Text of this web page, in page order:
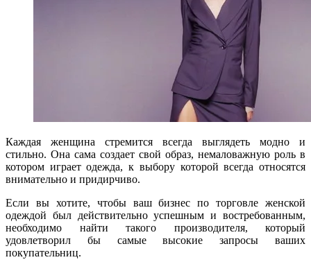
Каждая женщина стремится всегда выглядеть модно и
стильно. Она сама создает свой образ, немаловажную роль в
котором играет одежда, к выбору которой всегда относятся
внимательно и придирчиво.
Если вы хотите, чтобы ваш бизнес по торговле женской
одеждой был действительно успешным и востребованным,
необходимо найти такого производителя, который
удовлетворил бы самые высокие запросы ваших
покупательниц.